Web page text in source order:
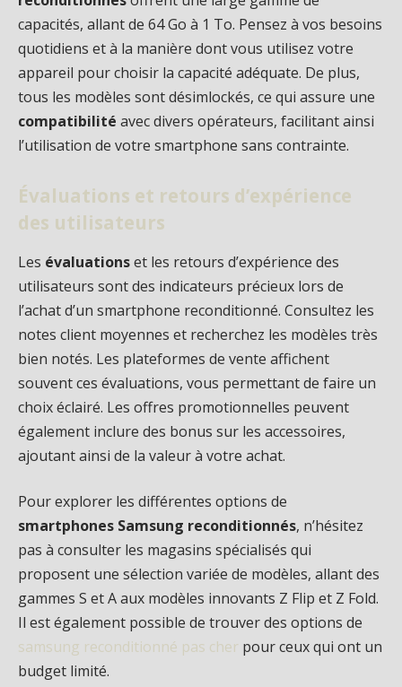
capacités, allant de 64 Go à 1 To. Pensez à vos besoins
quotidiens et à la manière dont vous utilisez votre
appareil pour choisir la capacité adéquate. De plus,
tous les modèles sont désimlockés, ce qui assure une
compatibilité avec divers opérateurs, facilitant ainsi
l’utilisation de votre smartphone sans contrainte.
Évaluations et retours d’expérience
des utilisateurs
Les évaluationset les retours d’expérience des
utilisateurs sont des indicateurs précieux lors de
l’achat d’un smartphone reconditionné. Consultez les
notes client moyennes et recherchez les modèles très
bien notés. Les plateformes de vente affichent
souvent ces évaluations, vous permettant de faire un
choix éclairé. Les offres promotionnelles peuvent
également inclure des bonus sur les accessoires,
ajoutant ainsi de la valeur à votre achat.
Pour explorer les différentes options de
smartphones Samsung reconditionnés, n’hésitez
pas à consulter les magasins spécialisés qui
proposent une sélection variée de modèles, allant des
gammes S et A aux modèles innovants Z Flip et Z Fold.
Il est également possible de trouver des options de
samsung reconditionné pas cher pour ceux qui ont un
budget limité.